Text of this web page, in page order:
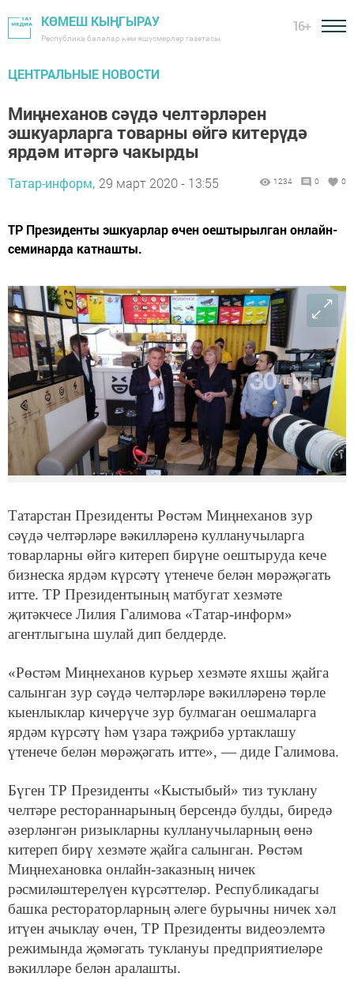
КӨМЕШ КЫҢГЫРАУ
Республика балалар һәм яшүсмерләр газетасы
16+
ЦЕНТРАЛЬНЫЕ НОВОСТИ
Миңнеханов сәүдә челтәрләрен
эшкуарларга товарны өйгә китерүдә
ярдәм итәргә чакырды
Татар-информ, 29 март 2020 - 13:55 1234 0 0
ТР Президенты эшкуарлар өчен оештырылган онлайн-
семинарда катнашты.
Татарстан Президенты Рөстәм Миңнеханов зур
сәүдә челтәрләре вәкилләренә кулланучыларга
товарларны өйгә китереп бирүне оештыруда кече
бизнеска ярдәм күрсәтү үтенече белән мөрәҗәгать
итте. ТР Президентының матбугат хезмәте
җитәкчесе Лилия Галимова «Татар-информ»
агентлыгына шулай дип белдерде.
«Рөстәм Миңнеханов курьер хезмәте яхшы җайга
салынган зур сәүдә челтәрләре вәкилләренә төрле
кыенлыклар кичерүче зур булмаган оешмаларга
ярдәм күрсәтү һәм үзара тәҗрибә уртаклашу
үтенече белән мөрәҗәгать итте», — диде Галимова.
Бүген ТР Президенты «Кыстыбый» тиз туклану
челтәре рестораннарының берсендә булды, биредә
әзерләнгән ризыкларны кулланучыларның өенә
китереп бирү хезмәте җайга салынган. Рөстәм
Миңнехановка онлайн-заказның ничек
рәсмиләштерелүен күрсәттеләр. Республикадагы
башка рестораторларның әлеге бурычны ничек хәл
итүен ачыклау өчен, ТР Президенты видеоэлемтә
режимында җәмәгать туклануы предприятиеләре
вәкилләре белән аралашты.